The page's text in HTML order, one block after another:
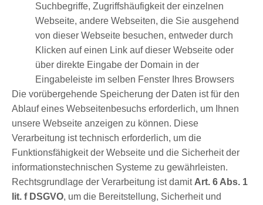
Suchbegriffe, Zugriffshäufigkeit der einzelnen
Webseite, andere Webseiten, die Sie ausgehend
von dieser Webseite besuchen, entweder durch
Klicken auf einen Link auf dieser Webseite oder
über direkte Eingabe der Domain in der
Eingabeleiste im selben Fenster Ihres Browsers
Die vorübergehende Speicherung der Daten ist für den
Ablauf eines Webseitenbesuchs erforderlich, um Ihnen
unsere Webseite anzeigen zu können. Diese
Verarbeitung ist technisch erforderlich, um die
Funktionsfähigkeit der Webseite und die Sicherheit der
informationstechnischen Systeme zu gewährleisten.
Rechtsgrundlage der Verarbeitung ist damit Art. 6 Abs. 1
lit. f DSGVO, um die Bereitstellung, Sicherheit und